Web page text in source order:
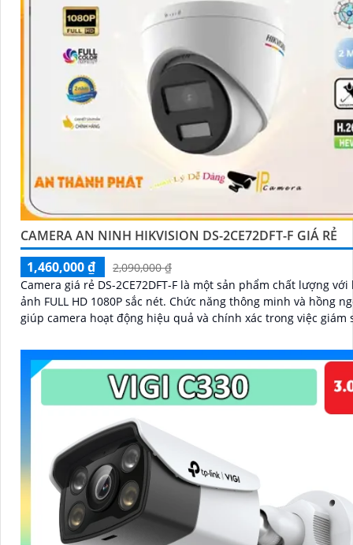
CAMERA AN NINH HIKVISION DS-2CE72DFT-F GIÁ RẺ
1,460,000 ₫
2,090,000 ₫
Camera giá rẻ DS-2CE72DFT-F là một sản phẩm chất lượng
ảnh FULL HD 1080P sắc nét. Chức năng thông minh và hồng ngoại SMD
giúp camera hoạt động hiệu quả và chính xác trong việc giám